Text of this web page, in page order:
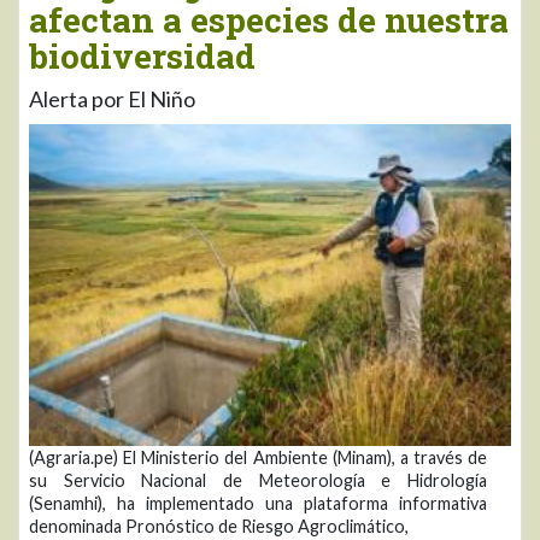
afectan a especies de nuestra
biodiversidad
Alerta por El Niño
(Agraria.pe) El Ministerio del Ambiente (Minam), a través de
su Servicio Nacional de Meteorología e Hidrología
(Senamhi), ha implementado una plataforma informativa
denominada Pronóstico de Riesgo Agroclimático,